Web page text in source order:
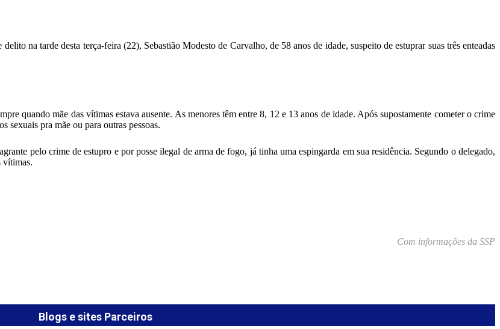
na tarde desta terça-feira (22), Sebastião Modesto de Carvalho, de 58 anos de idade, suspeito de estuprar suas três enteadas
quando mãe das vítimas estava ausente. As menores têm entre 8, 12 e 13 anos de idade. Após supostamente cometer o crime
sexuais pra mãe ou para outras pessoas.
pelo crime de estupro e por posse ilegal de arma de fogo, já tinha uma espingarda em sua residência. Segundo o delegado,
vítimas.
Com informações da SSP
Blogs e sites Parceiros